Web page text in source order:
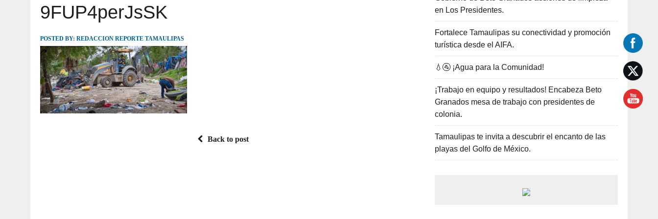
JULIO 30, 2026 | TAMAULIPAS TE INVITA A DESCUBRIR EL ENCANTO DE LAS PLAYAS DEL GOLFO DE MÉXICO.
9FUP4perJsSK
POSTED BY: REDACCION REPORTE TAMAULIPAS
Back to post
en Los Presidentes.
Fortalece Tamaulipas su conectividad y promoción
turística desde el AIFA.
💧🚰 ¡Agua para la Comunidad!
¡Trabajo en equipo y resultados! Encabeza Beto
Granados mesa de trabajo con presidentes de
colonia.
Tamaulipas te invita a descubrir el encanto de las
playas del Golfo de México.